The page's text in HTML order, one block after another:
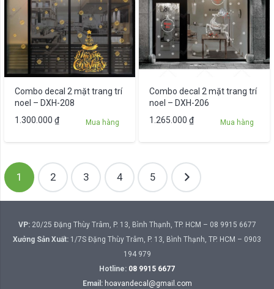
Combo decal 2 mặt trang trí
noel – DXH-208
1.300.000 ₫ Mua hàng
Combo decal 2 mặt trang trí
noel – DXH-206
1.265.000 ₫ Mua hàng
Phân
trang
bài
viết
1 2 3 4 5
VP:20/25 Đặng Thùy Trâm, P. 13, Bình Thạnh, TP. HCM – 08 9915 6677
Xưởng Sản Xuất: 1/7S Đặng Thùy Trâm, P. 13, Bình Thạnh, TP. HCM – 0903
194 979
Hotline: 08 9915 6677
Email: hoavandecal@gmail.com